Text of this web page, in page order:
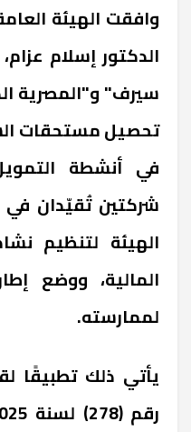
وافقت الهيئة
الدكتور إسلام
سيرف" و"المصرية
تحصيل مستحقات
في أنشطة
شركتين تُقيّدان
الهيئة لتنظيم
المالية، ووضع
لممارسته.
يأتي ذلك تطبيقًا